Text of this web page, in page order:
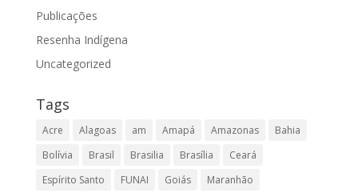
Publicações
Resenha Indígena
Uncategorized
Tags
Acre Alagoas am Amapá Amazonas
Bahia
Bolívia
Brasil Brasilia Brasília
Ceará
Espírito Santo
FUNAI Goiás
Maranhão